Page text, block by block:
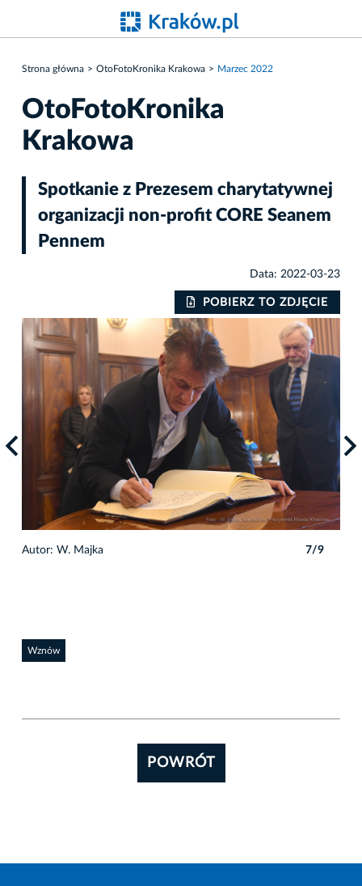
Strona główna OtoFotoKronika Krakowa Marzec 2022
OtoFotoKronika
Krakowa
Spotkanie z Prezesem charytatywnej
organizacji non-profit CORE Seanem
Pennem
Data: 2022-03-23
POBIERZ TO ZDJĘCIE
Autor: W. Majka 7/9
Wznów
POWRÓT